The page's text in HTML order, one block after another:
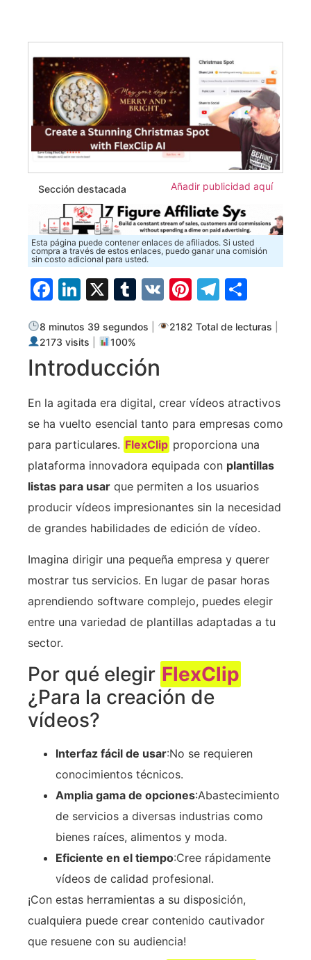
Sección destacada Añadir publicidad aquí
Esta página puede contener enlaces de afiliados. Si usted
compra a través de estos enlaces, puedo ganar una comisión
sin costo adicional para usted.
Facebook
LinkedIn
X Tumblr
VK Pinterest
8 minutos 39 segundos 2182 Total de lecturas
2173 visits
100%
Introducción
En la agitada era digital, crear vídeos atractivos
se ha vuelto esencial tanto para empresas como
para particulares. FlexClip proporciona una
plataforma innovadora equipada con plantillas
listas para usar que permiten a los usuarios
producir vídeos impresionantes sin la necesidad
de grandes habilidades de edición de vídeo.
Imagina dirigir una pequeña empresa y querer
mostrar tus servicios. En lugar de pasar horas
aprendiendo software complejo, puedes elegir
entre una variedad de plantillas adaptadas a tu
sector.
Por qué elegir FlexClip
¿Para la creación de
vídeos?
Interfaz fácil de usar:No se requieren
conocimientos técnicos.
Amplia gama de opciones:Abastecimiento
de servicios a diversas industrias como
bienes raíces, alimentos y moda.
Eficiente en el tiempo:Cree rápidamente
vídeos de calidad profesional.
¡Con estas herramientas a su disposición,
cualquiera puede crear contenido cautivador
que resuene con su audiencia!